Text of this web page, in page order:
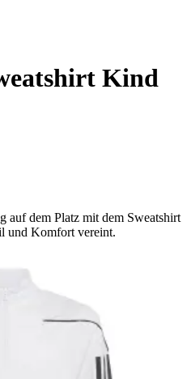
Kind
auf dem Platz mit dem Sweatshirt
und Komfort vereint.